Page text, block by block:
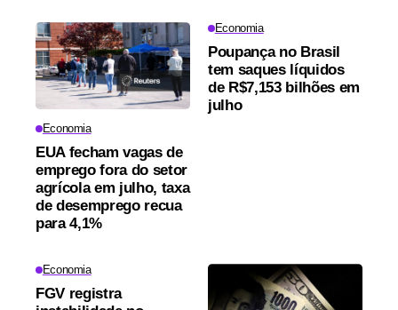
Economia
EUA fecham vagas de
emprego fora do setor
agrícola em julho, taxa
de desemprego recua
para 4,1%
Economia
Poupança no Brasil
tem saques líquidos
de R$7,153 bilhões em
julho
Economia
FGV registra